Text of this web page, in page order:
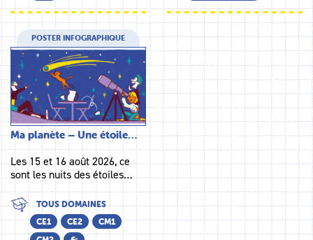
POSTER INFOGRAPHIQUE
Ma planète – Une étoile…
Les 15 et 16 août 2026, ce
sont les nuits des étoiles…
TOUS DOMAINES
CE1
CE2
CM1